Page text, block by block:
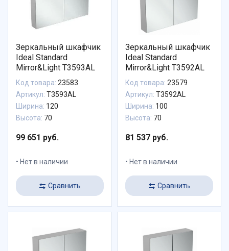
Зеркальный шкафчик
Ideal Standard
Mirror&Light T3593AL
Код товара: 23583
Артикул: T3593AL
Ширина: 120
Высота: 70
99 651 руб.
Нет в наличии
Сравнить
Зеркальный шкафчик
Ideal Standard
Mirror&Light T3592AL
Код товара: 23579
Артикул: T3592AL
Ширина: 100
Высота: 70
81 537 руб.
Нет в наличии
Сравнить